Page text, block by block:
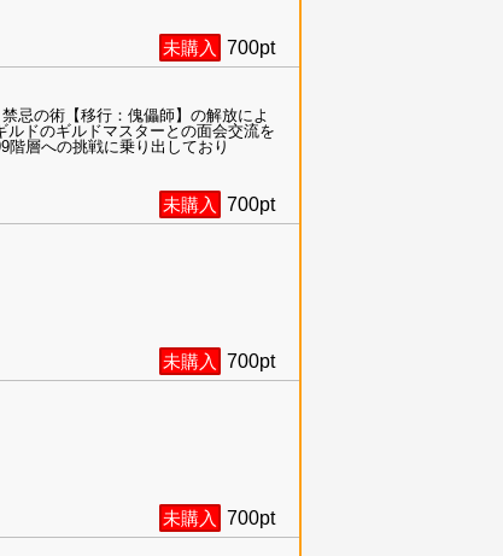
未購入 700pt
忌の術【移行：傀儡師】の解放によ
ドのギルドマスターとの面会交流を
層への挑戦に乗り出しており
未購入 700pt
未購入 700pt
未購入 700pt